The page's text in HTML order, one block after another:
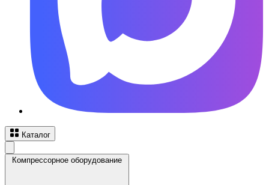
Каталог
Компрессорное оборудование